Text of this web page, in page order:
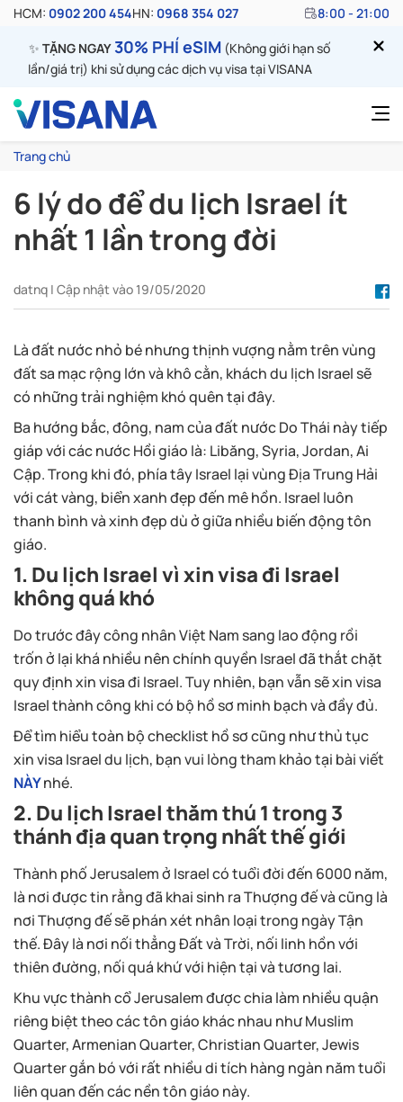
HCM: 0902 200 454HN: 0968 354 027 8:00 - 21:00
✨ TẶNG NGAY30% PHÍ eSIM (Không giới hạn số
lần/giá trị) khi sử dụng các dịch vụ visa tại VISANA
Trang chủ
6 lý do để du lịch Israel ít
nhất 1 lần trong đời
datnq | Cập nhật vào 19/05/2020
Là đất nước nhỏ bé nhưng thịnh vượng nằm trên vùng
đất sa mạc rộng lớn và khô cằn, khách du lịch Israel sẽ
có những trải nghiệm khó quên tại đây.
Ba hướng bắc, đông, nam của đất nước Do Thái này tiếp
giáp với các nước Hồi giáo là: Libăng, Syria, Jordan, Ai
Cập. Trong khi đó, phía tây Israel lại vùng Địa Trung Hải
với cát vàng, biển xanh đẹp đến mê hồn. Israel luôn
thanh bình và xinh đẹp dù ở giữa nhiều biến động tôn
giáo.
1. Du lịch Israel vì xin visa đi Israel
không quá khó
Do trước đây công nhân Việt Nam sang lao động rồi
trốn ở lại khá nhiều nên chính quyền Israel đã thắt chặt
quy định xin visa đi Israel. Tuy nhiên, bạn vẫn sẽ xin visa
Israel thành công khi có bộ hồ sơ minh bạch và đầy đủ.
Để tìm hiểu toàn bộ checklist hồ sơ cũng như thủ tục
xin visa Israel du lịch, bạn vui lòng tham khảo tại bài viết
NÀYnhé.
2. Du lịch Israel thăm thú 1 trong 3
thánh địa quan trọng nhất thế giới
Thành phố Jerusalem ở Israel có tuổi đời đến 6000 năm,
là nơi được tin rằng đã khai sinh ra Thượng đế và cũng là
nơi Thượng đế sẽ phán xét nhân loại trong ngày Tận
thế. Đây là nơi nối thẳng Đất và Trời, nối linh hồn với
thiên đường, nối quá khứ với hiện tại và tương lai.
Khu vực thành cổ Jerusalem được chia làm nhiều quận
riêng biệt theo các tôn giáo khác nhau như Muslim
Quarter, Armenian Quarter, Christian Quarter, Jewis
Quarter gắn bó với rất nhiều di tích hàng ngàn năm tuổi
liên quan đến các nền tôn giáo này.